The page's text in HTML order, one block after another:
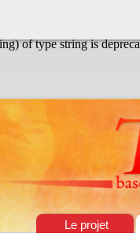
of type string is
Le projet